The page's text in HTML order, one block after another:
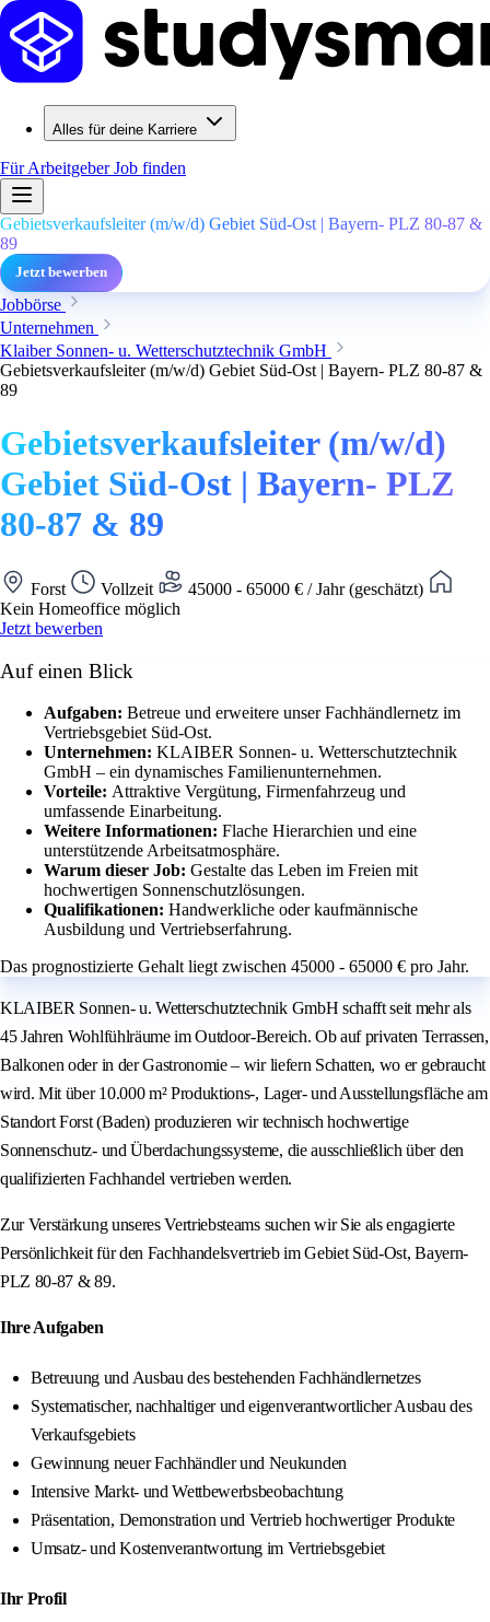
Alles für deine Karriere
Für ArbeitgeberJob finden
Gebietsverkaufsleiter (m/w/d) Gebiet Süd-Ost | Bayern- PLZ 80-87 &
89
Jetzt bewerben
Jobbörse
Unternehmen
Klaiber Sonnen- u. Wetterschutztechnik GmbH
Gebietsverkaufsleiter (m/w/d) Gebiet Süd-Ost | Bayern- PLZ 80-87 &
89
Gebietsverkaufsleiter (m/w/d)
Gebiet Süd-Ost | Bayern- PLZ
80-87 & 89
Forst Vollzeit
45000 - 65000 € / Jahr (geschätzt)
Kein Homeoffice möglich
Jetzt bewerben
Auf einen Blick
Aufgaben: Betreue und erweitere unser Fachhändlernetz im
Vertriebsgebiet Süd-Ost.
Unternehmen: KLAIBER Sonnen- u. Wetterschutztechnik
GmbH – ein dynamisches Familienunternehmen.
Vorteile: Attraktive Vergütung, Firmenfahrzeug und
umfassende Einarbeitung.
Weitere Informationen: Flache Hierarchien und eine
unterstützende Arbeitsatmosphäre.
Warum dieser Job: Gestalte das Leben im Freien mit
hochwertigen Sonnenschutzlösungen.
Qualifikationen: Handwerkliche oder kaufmännische
Ausbildung und Vertriebserfahrung.
Das prognostizierte Gehalt liegt zwischen 45000 - 65000 € pro Jahr.
KLAIBER Sonnen- u. Wetterschutztechnik GmbH schafft seit mehr als
45 Jahren Wohlfühlräume im Outdoor-Bereich. Ob auf privaten Terrassen,
Balkonen oder in der Gastronomie – wir liefern Schatten, wo er gebraucht
wird. Mit über 10.000 m² Produktions-, Lager- und Ausstellungsfläche am
Standort Forst (Baden) produzieren wir technisch hochwertige
Sonnenschutz- und Überdachungssysteme, die ausschließlich über den
qualifizierten Fachhandel vertrieben werden.
Zur Verstärkung unseres Vertriebsteams suchen wir Sie als engagierte
Persönlichkeit für den Fachhandelsvertrieb im Gebiet Süd-Ost, Bayern-
PLZ 80-87 & 89.
Ihre Aufgaben
Betreuung und Ausbau des bestehenden Fachhändlernetzes
Systematischer, nachhaltiger und eigenverantwortlicher Ausbau des
Verkaufsgebiets
Gewinnung neuer Fachhändler und Neukunden
Intensive Markt- und Wettbewerbsbeobachtung
Präsentation, Demonstration und Vertrieb hochwertiger Produkte
Umsatz- und Kostenverantwortung im Vertriebsgebiet
Ihr Profil